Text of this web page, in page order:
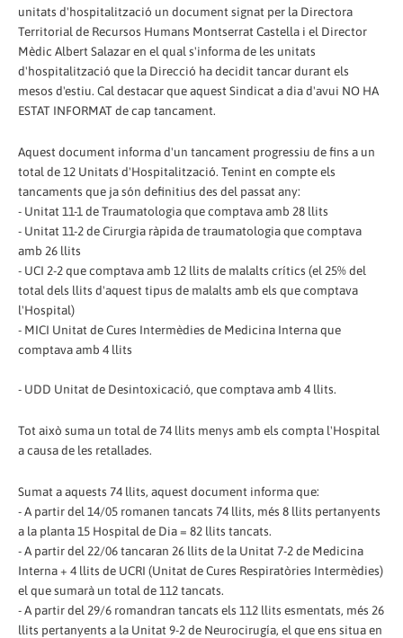
unitats d'hospitalització un document signat per la Directora
Territorial de Recursos Humans Montserrat Castella i el Director
Mèdic Albert Salazar en el qual s'informa de les unitats
d'hospitalització que la Direcció ha decidit tancar durant els
mesos d'estiu. Cal destacar que aquest Sindicat a dia d'avui NO HA
ESTAT INFORMAT de cap tancament.
Aquest document informa d'un tancament progressiu de fins a un
total de 12 Unitats d'Hospitalització. Tenint en compte els
tancaments que ja són definitius des del passat any:
- Unitat 11-1 de Traumatologia que comptava amb 28 llits
- Unitat 11-2 de Cirurgia ràpida de traumatologia que comptava
amb 26 llits
- UCI 2-2 que comptava amb 12 llits de malalts crítics (el 25% del
total dels llits d'aquest tipus de malalts amb els que comptava
l'Hospital)
- MICI Unitat de Cures Intermèdies de Medicina Interna que
comptava amb 4 llits
- UDD Unitat de Desintoxicació, que comptava amb 4 llits.
Tot això suma un total de 74 llits menys amb els compta l'Hospital
a causa de les retallades.
Sumat a aquests 74 llits, aquest document informa que:
- A partir del 14/05 romanen tancats 74 llits, més 8 llits pertanyents
a la planta 15 Hospital de Dia = 82 llits tancats.
- A partir del 22/06 tancaran 26 llits de la Unitat 7-2 de Medicina
Interna + 4 llits de UCRI (Unitat de Cures Respiratòries Intermèdies)
el que sumarà un total de 112 tancats.
- A partir del 29/6 romandran tancats els 112 llits esmentats, més 26
llits pertanyents a la Unitat 9-2 de Neurocirugía, el que ens situa en